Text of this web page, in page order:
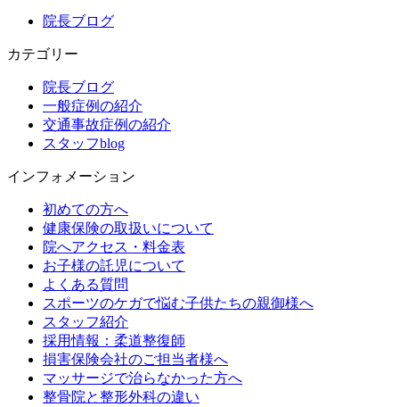
院長ブログ
カテゴリー
院長ブログ
一般症例の紹介
交通事故症例の紹介
スタッフblog
インフォメーション
初めての方へ
健康保険の取扱いについて
院へアクセス・料金表
お子様の託児について
よくある質問
スポーツのケガで悩む子供たちの親御様へ
スタッフ紹介
採用情報：柔道整復師
損害保険会社のご担当者様へ
マッサージで治らなかった方へ
整骨院と整形外科の違い